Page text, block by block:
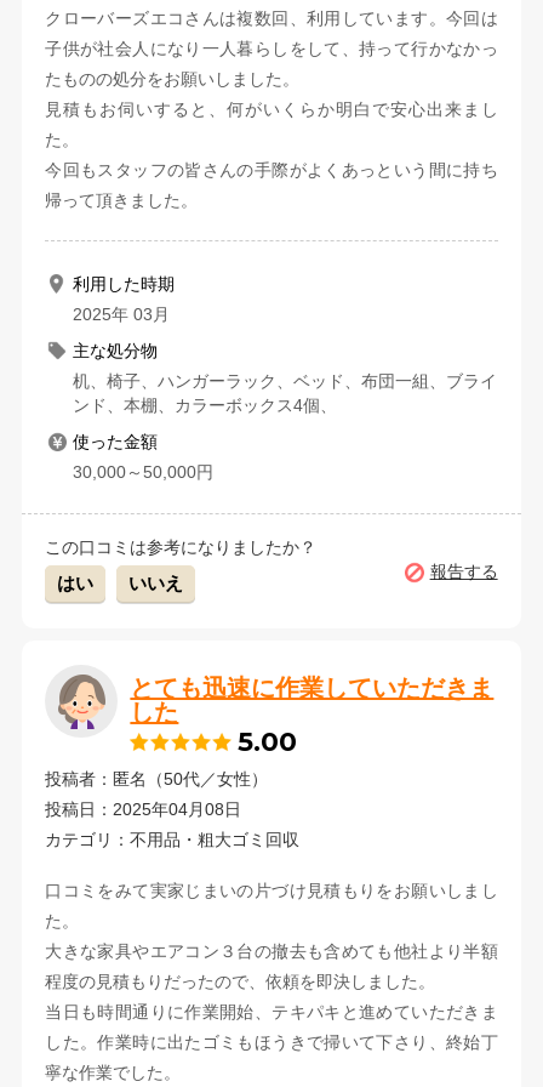
クローバーズエコさんは複数回、利用しています。今回は
子供が社会人になり一人暮らしをして、持って行かなかっ
たものの処分をお願いしました。
見積もお伺いすると、何がいくらか明白で安心出来まし
た。
今回もスタッフの皆さんの手際がよくあっという間に持ち
帰って頂きました。
利用した時期
2025年 03月
主な処分物
机、椅子、ハンガーラック、ベッド、布団一組、ブライ
ンド、本棚、カラーボックス4個、
使った金額
30,000～50,000円
この口コミは参考になりましたか？
はい いいえ
報告する
とても迅速に作業していただきま
した
5.00
投稿者：匿名（50代／女性）
投稿日：2025年04月08日
カテゴリ：不用品・粗大ゴミ回収
口コミをみて実家じまいの片づけ見積もりをお願いしまし
た。
大きな家具やエアコン３台の撤去も含めても他社より半額
程度の見積もりだったので、依頼を即決しました。
当日も時間通りに作業開始、テキパキと進めていただきま
した。作業時に出たゴミもほうきで掃いて下さり、終始丁
寧な作業でした。